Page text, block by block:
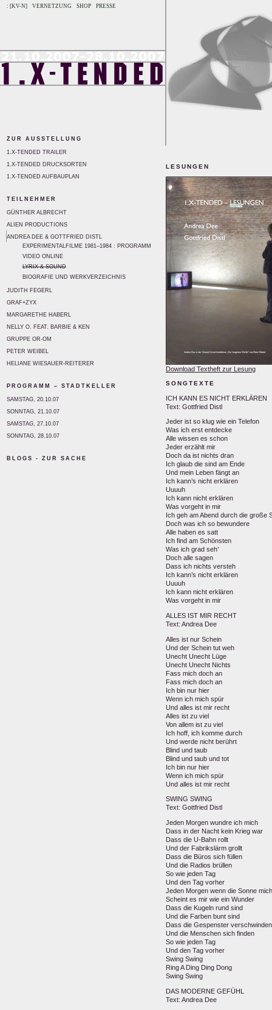
: [KV-N] VERNETZUNG SHOP PRESSE
ZUR AUSSTELLUNG
1.X-TENDED TRAILER
1.X-TENDED DRUCKSORTEN
1.X-TENDED AUFBAUPLAN
TEILNEHMER
GÜNTHER ALBRECHT
ALIEN PRODUCTIONS
ANDREA DEE & GOTTFRIED DISTL
EXPERIMENTALFILME 1981–1984 : PROGRAMM
VIDEO ONLINE
LYRIX & SOUND
BIOGRAFIE UND WERKVERZEICHNIS
JUDITH FEGERL
GRAF+ZYX
MARGARETHE HABERL
NELLY O. FEAT. BARBIE & KEN
GRUPPE OR-OM
PETER WEIBEL
HELIANE WIESAUER-REITERER
PROGRAMM – STADTKELLER
SAMSTAG, 20.10.07
SONNTAG, 21.10.07
SAMSTAG, 27.10.07
SONNTAG, 28.10.07
BLOGS - ZUR SACHE
LESUNGEN
Download Textheft zur Lesung
SONGTEXTE
ICH KANN ES NICHT ERKLÄREN
Text: Gottfried Distl
Jeder ist so klug wie ein Telefon
Was ich erst entdecke
Alle wissen es schon
Jeder erzählt mir
Doch da ist nichts dran
Ich glaub die sind am Ende
Und mein Leben fängt an
Ich kann’s nicht erklären
Uuuuh
Ich kann nicht erklären
Was vorgeht in mir
Ich geh am Abend durch die große
Doch was ich so bewundere
Alle haben es satt
Ich find am Schönsten
Was ich grad seh’
Doch alle sagen
Dass ich nichts versteh
Ich kann’s nicht erklären
Uuuuh
Ich kann nicht erklären
Was vorgeht in mir
ALLES IST MIR RECHT
Text: Andrea Dee
Alles ist nur Schein
Und der Schein tut weh
Unecht Unecht Lüge
Unecht Unecht Nichts
Fass mich doch an
Fass mich doch an
Ich bin nur hier
Wenn ich mich spür
Und alles ist mir recht
Alles ist zu viel
Von allem ist zu viel
Ich hoff, ich komme durch
Und werde nicht berührt
Blind und taub
Blind und taub und tot
Ich bin nur hier
Wenn ich mich spür
Und alles ist mir recht
SWING SWING
Text: Gottfried Distl
Jeden Morgen wundre ich mich
Dass in der Nacht kein Krieg war
Dass die U-Bahn rollt
Und der Fabrikslärm grollt
Dass die Büros sich füllen
Und die Radios brüllen
So wie jeden Tag
Und den Tag vorher
Jeden Morgen wenn die Sonne
Scheint es mir wie ein Wunder
Dass die Kugeln rund sind
Und die Farben bunt sind
Dass die Gespenster verschwinden
Und die Menschen sich finden
So wie jeden Tag
Und den Tag vorher
Swing Swing
Ring A Ding Ding Dong
Swing Swing
DAS MODERNE GEFÜHL
Text: Andrea Dee